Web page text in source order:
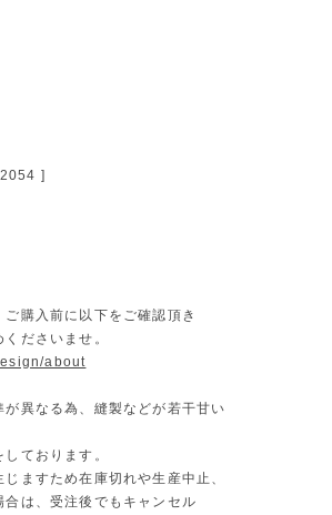
]
購入前に以下をご確認頂き
ださいませ。
about
が異なる為、縫製などが若干甘い
ております。
ますため在庫切れや生産中止、
は、受注後でもキャンセル